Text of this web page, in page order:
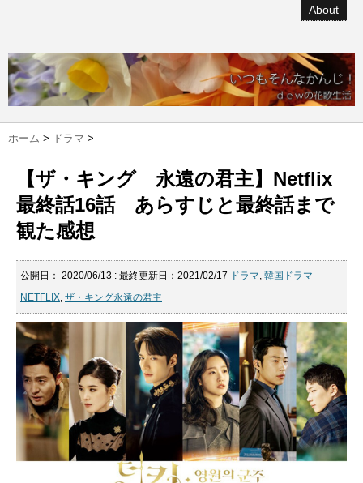
About
ホーム > ドラマ >
【ザ・キング 永遠の君主】Netflix
最終話16話 あらすじと最終話まで
観た感想
公開日： 2020/06/13 : 最終更新日：2021/02/17 ドラマ, 韓国ドラマ
NETFLIX, ザ・キング永遠の君主